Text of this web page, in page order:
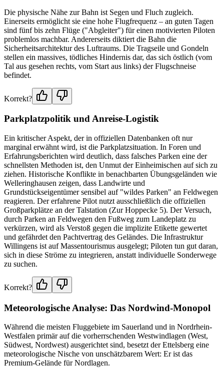
Die physische Nähe zur Bahn ist Segen und Fluch zugleich.
Einerseits ermöglicht sie eine hohe Flugfrequenz – an guten Tagen
sind fünf bis zehn Flüge ("Abgleiter") für einen motivierten Piloten
problemlos machbar. Andererseits diktiert die Bahn die
Sicherheitsarchitektur des Luftraums. Die Tragseile und Gondeln
stellen ein massives, tödliches Hindernis dar, das sich östlich (vom
Tal aus gesehen rechts, vom Start aus links) der Flugschneise
befindet.
Korrekt?
Parkplatzpolitik und Anreise-Logistik
Ein kritischer Aspekt, der in offiziellen Datenbanken oft nur
marginal erwähnt wird, ist die Parkplatzsituation. In Foren und
Erfahrungsberichten wird deutlich, dass falsches Parken eine der
schnellsten Methoden ist, den Unmut der Einheimischen auf sich zu
ziehen. Historische Konflikte in benachbarten Übungsgeländen wie
Welleringhausen zeigen, dass Landwirte und
Grundstückseigentümer sensibel auf "wildes Parken" an Feldwegen
reagieren. Der erfahrene Pilot nutzt ausschließlich die offiziellen
Großparkplätze an der Talstation (Zur Hoppecke 5). Der Versuch,
durch Parken an Feldwegen den Fußweg zum Landeplatz zu
verkürzen, wird als Verstoß gegen die implizite Etikette gewertet
und gefährdet den Pachtvertrag des Geländes. Die Infrastruktur
Willingens ist auf Massentourismus ausgelegt; Piloten tun gut daran,
sich in diese Ströme zu integrieren, anstatt individuelle Sonderwege
zu suchen.
Korrekt?
Meteorologische Analyse: Das Nordwind-Monopol
Während die meisten Fluggebiete im Sauerland und in Nordrhein-
Westfalen primär auf die vorherrschenden Westwindlagen (West,
Südwest, Nordwest) ausgerichtet sind, besetzt der Ettelsberg eine
meteorologische Nische von unschätzbarem Wert: Er ist das
Premium-Gelände für Nordlagen.